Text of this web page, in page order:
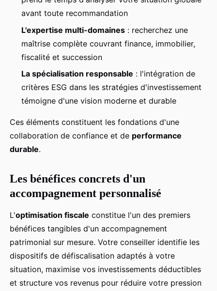
avant toute recommandation
L'expertise multi-domaines : recherchez une
maîtrise complète couvrant finance, immobilier,
fiscalité et succession
La spécialisation responsable : l'intégration de
critères ESG dans les stratégies d'investissement
témoigne d'une vision moderne et durable
Ces éléments constituent les fondations d'une
collaboration de confiance et de performance
durable.
Les bénéfices concrets d'un
accompagnement personnalisé
L'optimisation fiscale constitue l'un des premiers
bénéfices tangibles d'un accompagnement
patrimonial sur mesure. Votre conseiller identifie les
dispositifs de défiscalisation adaptés à votre
situation, maximise vos investissements déductibles
et structure vos revenus pour réduire votre pression